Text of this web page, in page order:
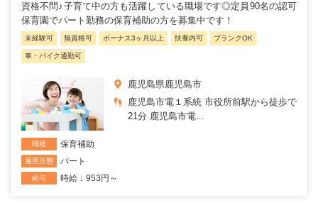
資格不問♪子育て中の方も活躍している職場です◎定員90名の認可
保育園でパート勤務の保育補助の方を募集中です！
未経験可 無資格可 ボーナス3ヶ月以上 扶養内可 ブランクOK
車・バイク通勤可
鹿児島県鹿児島市
鹿児島市電１系統 市役所前駅から徒歩で
21分 鹿児島市電...
職種 保育補助
雇用形態 パート
給与 時給：953円～